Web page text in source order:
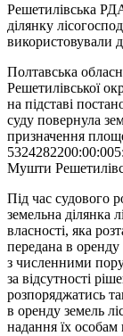
Решетилівська
ділянку
використовували
Полтавська
Решетилівської
на підставі
суду повернула
призначення
Мушти
Під час судового
земельна ділянка
власності, яка
передана в оренду
з численними
за відсутності
розпоряджатись
в оренду земель
надання їх